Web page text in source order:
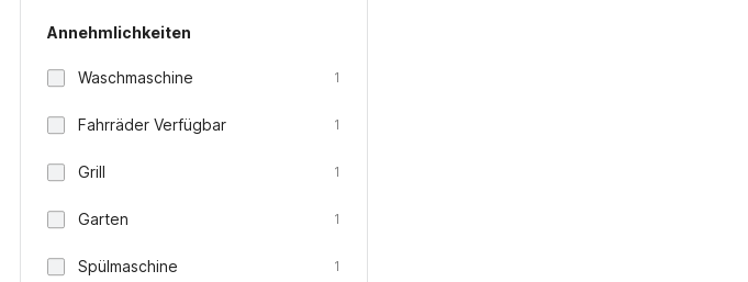
Annehmlichkeiten
Waschmaschine 1
Fahrräder Verfügbar 1
Grill 1
Garten 1
Spülmaschine 1